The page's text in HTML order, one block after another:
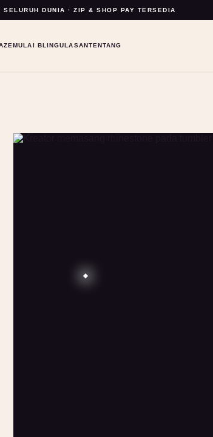
SELURUH DUNIA · ZIP & SHOP PAY TERSEDIA
MULAI BLINGULASANTENTANG